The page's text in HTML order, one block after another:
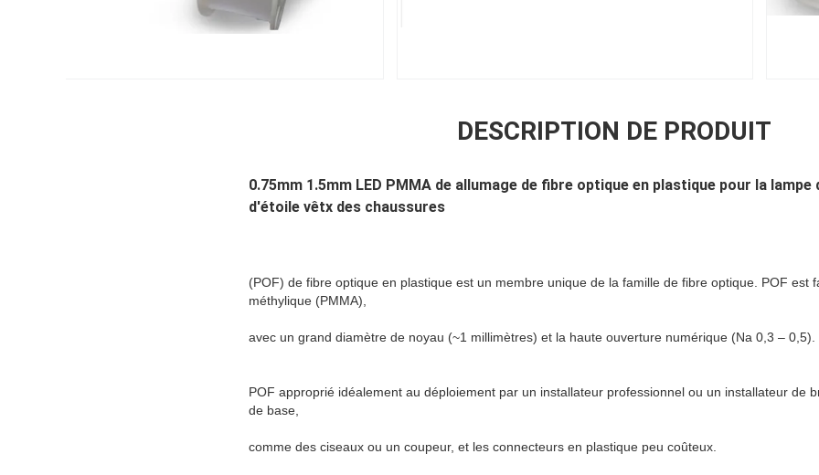
DESCRIPTION DE PRODUIT
0.75mm 1.5mm LED PMMA de allumage de fibre optique en plastique pour la
d'étoile vêtx des chaussures
(POF) de fibre optique en plastique est un membre unique de la famille de fibre optique. POF est
méthylique (PMMA),
avec un grand diamètre de noyau (~1 millimètres) et la haute ouverture numérique (Na 0,3 – 0,5).
POF approprié idéalement au déploiement par un installateur professionnel ou un installateur de
de base,
comme des ciseaux ou un coupeur, et les connecteurs en plastique peu coûteux.